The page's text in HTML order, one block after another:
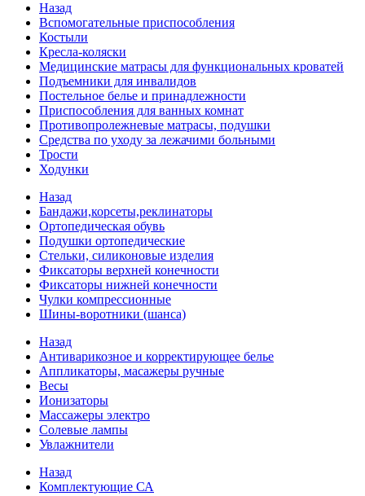
Назад
Вспомогательные приспособления
Костыли
Кресла-коляски
Медицинские матрасы для функциональных кроватей
Подъемники для инвалидов
Постельное белье и принадлежности
Приспособления для ванных комнат
Противопролежневые матрасы, подушки
Средства по уходу за лежачими больными
Трости
Ходунки
Назад
Бандажи,корсеты,реклинаторы
Ортопедическая обувь
Подушки ортопедические
Стельки, силиконовые изделия
Фиксаторы верхней конечности
Фиксаторы нижней конечности
Чулки компрессионные
Шины-воротники (шанса)
Назад
Антиварикозное и корректирующее белье
Аппликаторы, масажеры ручные
Весы
Ионизаторы
Массажеры электро
Солевые лампы
Увлажнители
Назад
Комплектующие СА